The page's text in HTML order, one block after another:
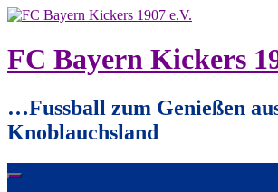
Springe
Inhalt
FC Bayern Kickers
…Fussball zum Genießen
Knoblauchsland